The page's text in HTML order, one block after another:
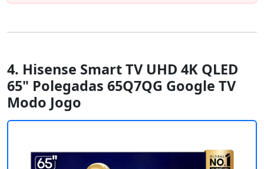
4. Hisense Smart TV UHD 4K QLED
65" Polegadas 65Q7QG Google TV
Modo Jogo